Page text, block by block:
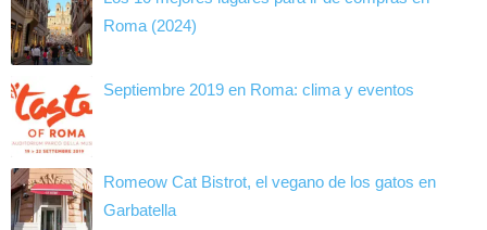
Roma (2024)
Septiembre 2019 en Roma: clima y eventos
Romeow Cat Bistrot, el vegano de los gatos en
Garbatella